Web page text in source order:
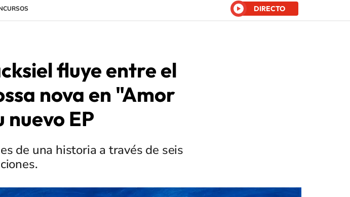
DIRECTO
fluye entre el
nova en "Amor
nuevo EP
de una historia a través de seis